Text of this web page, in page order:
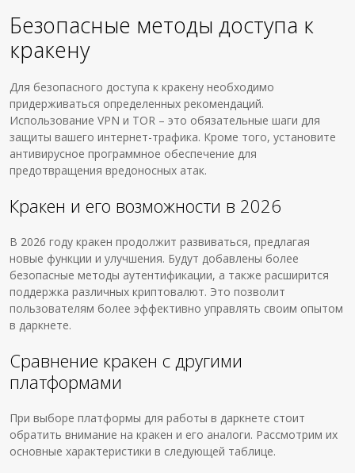
Безопасные методы доступа к
кракену
Для безопасного доступа к кракену необходимо
придерживаться определенных рекомендаций.
Использование VPN и TOR – это обязательные шаги для
защиты вашего интернет-трафика. Кроме того, установите
антивирусное программное обеспечение для
предотвращения вредоносных атак.
Кракен и его возможности в 2026
В 2026 году кракен продолжит развиваться, предлагая
новые функции и улучшения. Будут добавлены более
безопасные методы аутентификации, а также расширится
поддержка различных криптовалют. Это позволит
пользователям более эффективно управлять своим опытом
в даркнете.
Сравнение кракен с другими
платформами
При выборе платформы для работы в даркнете стоит
обратить внимание на кракен и его аналоги. Рассмотрим их
основные характеристики в следующей таблице.